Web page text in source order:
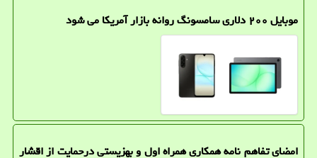
موبایل ۲۰۰ دلاری سامسونگ روانه بازار آمریکا می شود
امضای تفاهم نامه همکاری همراه اول و بهزیستی درحمایت از اقشار